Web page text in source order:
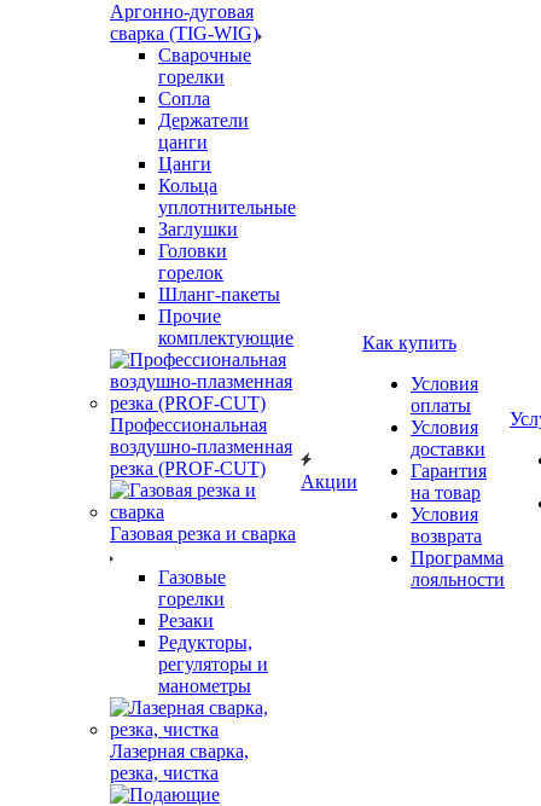
Аргонно-дуговая
сварка (TIG-WIG)
Сварочные
горелки
Сопла
Держатели
цанги
Цанги
Кольца
уплотнительные
Заглушки
Головки
горелок
Шланг-пакеты
Прочие
комплектующие
Профессиональная
воздушно-плазменная
резка (PROF-CUT)
Газовая резка и сварка
Газовые
горелки
Резаки
Редукторы,
регуляторы и
манометры
Лазерная сварка,
резка, чистка
Акции
Как купить
Условия
оплаты
Условия
доставки
Гарантия
на товар
Условия
возврата
Программа
лояльности